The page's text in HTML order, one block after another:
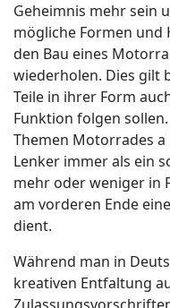
Geheimnis mehr sein
mögliche Formen
den Bau eines
wiederholen. Dies gilt
Teile in ihrer Form
Funktion folgen
Themen Motorrades a
Lenker immer als ein
mehr oder weniger in
am vorderen Ende
dient.
Während man in
kreativen Entfaltung